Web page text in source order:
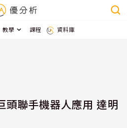
教學 課程 資料庫
頭聯手機器人應用 達明